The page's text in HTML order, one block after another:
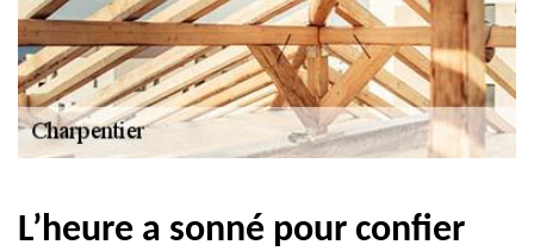
L’heure a sonné pour confier